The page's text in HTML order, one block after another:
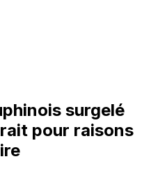
surgelé
pour raisons